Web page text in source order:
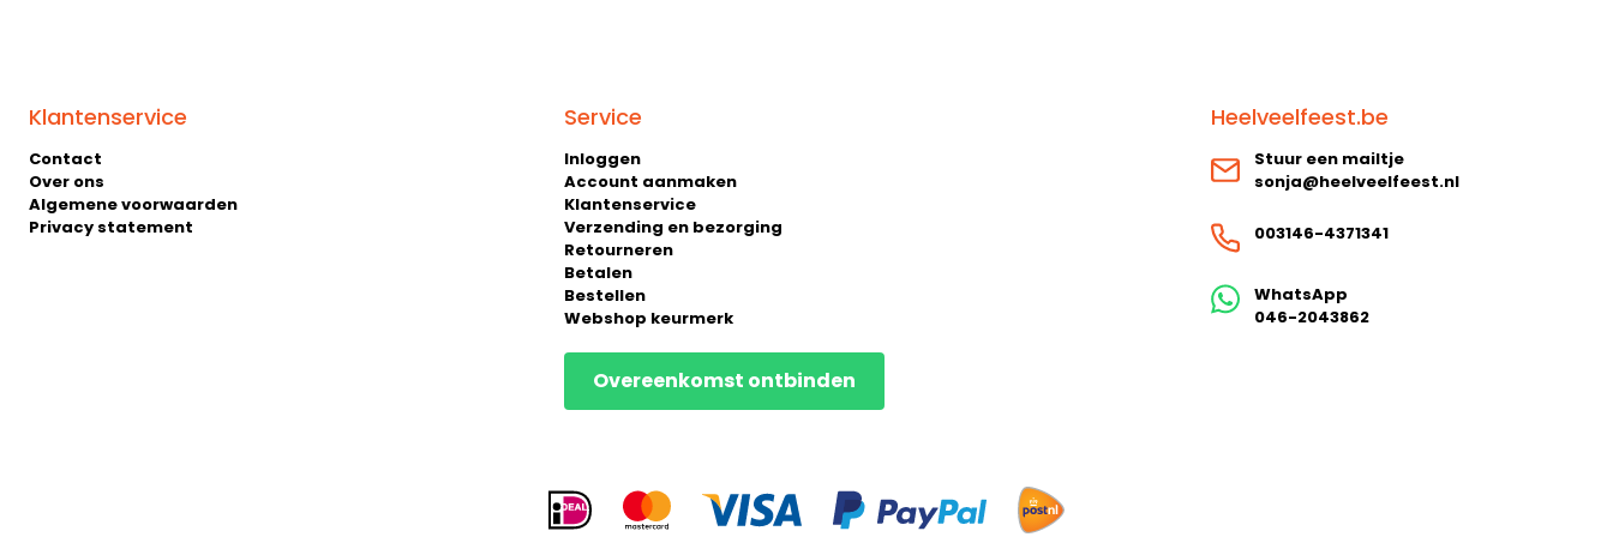
Klantenservice
Contact
Over ons
Algemene voorwaarden
Privacy statement
Service
Inloggen
Account aanmaken
Klantenservice
Verzending en bezorging
Retourneren
Betalen
Bestellen
Webshop keurmerk
Overeenkomst ontbinden
Heelveelfeest.be
Stuur een mailtje
sonja@heelveelfeest.nl
003146-4371341
WhatsApp
046-2043862